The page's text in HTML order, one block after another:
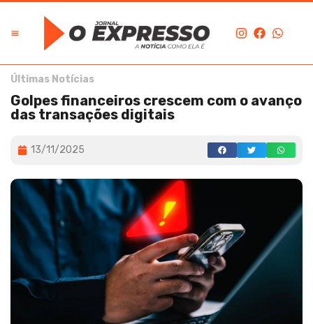
Últimas Notícias
Golpes financeiros crescem com o avanço
das transações digitais
13/11/2025